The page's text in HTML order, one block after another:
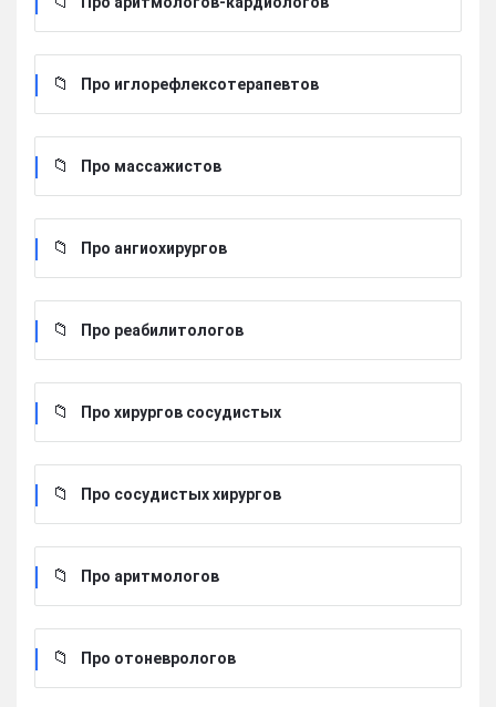
Про иглорефлексотерапевтов
Про массажистов
Про ангиохирургов
Про реабилитологов
Про хирургов сосудистых
Про сосудистых хирургов
Про аритмологов
Про отоневрологов